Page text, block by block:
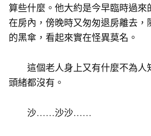
算些什麼。他大約是今早臨時過來
在房內，傍晚時又匆匆退房離去，
的黑傘，看起來實在怪異莫名。
這個老人身上又有什麼不為人
頭緒都沒有。
沙……沙沙……